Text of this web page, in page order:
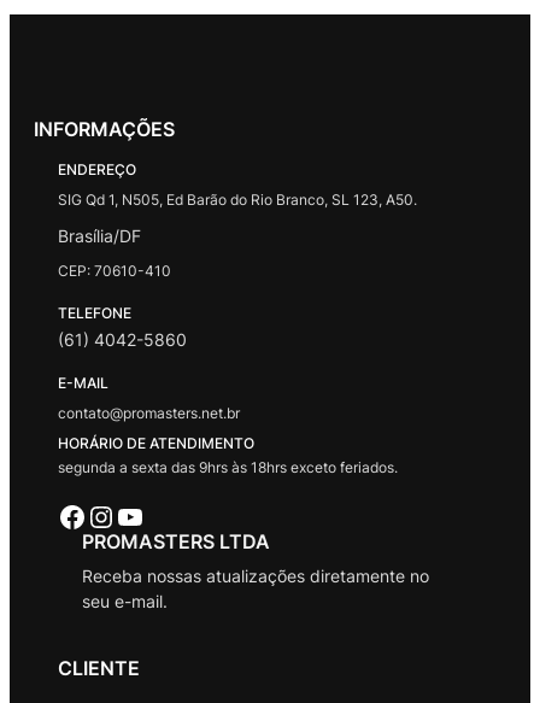
INFORMAÇÕES
ENDEREÇO
SIG Qd 1, N505, Ed Barão do Rio Branco, SL 123, A50.
Brasília/DF
CEP: 70610-410
TELEFONE
(61) 4042-5860
E-MAIL
contato@promasters.net.br
HORÁRIO DE ATENDIMENTO
segunda a sexta das 9hrs às 18hrs exceto feriados.
Facebook Instagram Youtube
PROMASTERS LTDA
Receba nossas atualizações diretamente no
seu e-mail.
CLIENTE